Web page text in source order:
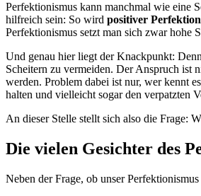
Perfektionismus kann manchmal wie eine
hilfreich sein: So wird positiver
Perfektionismus setzt man sich zwar hohe
Und genau hier liegt der Knackpunkt:
Scheitern zu vermeiden. Der Anspruch ist
werden. Problem dabei ist nur, wer kennt
halten und vielleicht sogar den verpatzten
An dieser Stelle stellt sich also die Frage:
Die vielen Gesichter des
Neben der Frage, ob unser